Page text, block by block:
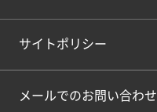
サイトポリシー
メールでのお問い合わせ